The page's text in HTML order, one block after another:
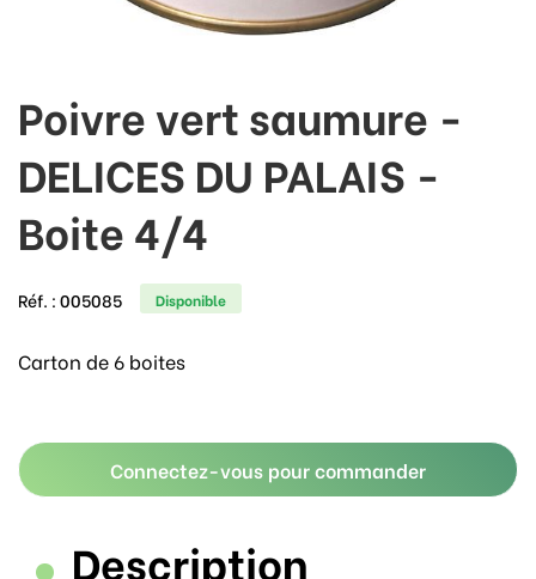
Poivre vert saumure -
DELICES DU PALAIS -
Boite 4/4
Réf. :005085 Disponible
Carton de 6 boites
Connectez-vous pour commander
Description